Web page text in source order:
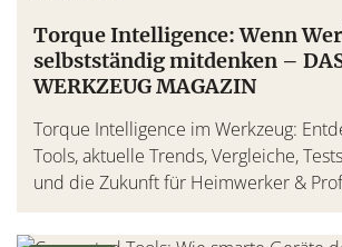
Torque Intelligence: Wenn
selbstständig mitdenken –
WERKZEUG MAGAZIN
Torque Intelligence im Werkzeug:
Tools, aktuelle Trends, Vergleiche,
und die Zukunft für Heimwerker &